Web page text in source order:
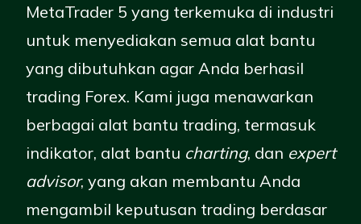
MetaTrader 5 yang terkemuka di industri
untuk menyediakan semua alat bantu
yang dibutuhkan agar Anda berhasil
trading Forex. Kami juga menawarkan
berbagai alat bantu trading, termasuk
indikator, alat bantu charting, dan expert
advisor, yang akan membantu Anda
mengambil keputusan trading berdasar